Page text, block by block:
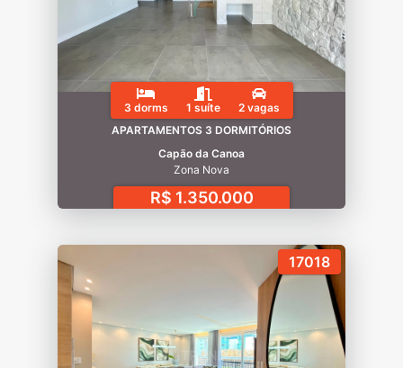
3 dorms 1 suíte
2 vagas
APARTAMENTOS 3 DORMITÓRIOS
Capão da Canoa
Zona Nova
R$ 1.350.000
17018